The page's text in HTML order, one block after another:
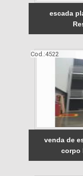
escada
Cod.:4522
venda de
corpo